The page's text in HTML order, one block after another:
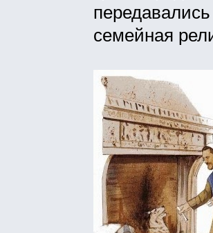
семейная